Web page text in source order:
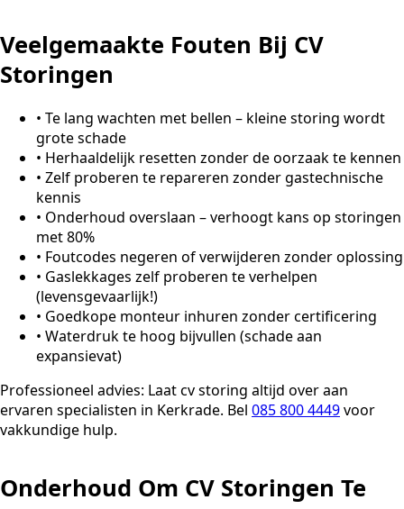
Veelgemaakte Fouten Bij CV
Storingen
• Te lang wachten met bellen – kleine storing wordt
grote schade
• Herhaaldelijk resetten zonder de oorzaak te kennen
• Zelf proberen te repareren zonder gastechnische
kennis
• Onderhoud overslaan – verhoogt kans op storingen
met 80%
• Foutcodes negeren of verwijderen zonder oplossing
• Gaslekkages zelf proberen te verhelpen
(levensgevaarlijk!)
• Goedkope monteur inhuren zonder certificering
• Waterdruk te hoog bijvullen (schade aan
expansievat)
Professioneel advies: Laat cv storing altijd over aan
ervaren specialisten in Kerkrade. Bel 085 800 4449voor
vakkundige hulp.
Onderhoud Om CV Storingen Te